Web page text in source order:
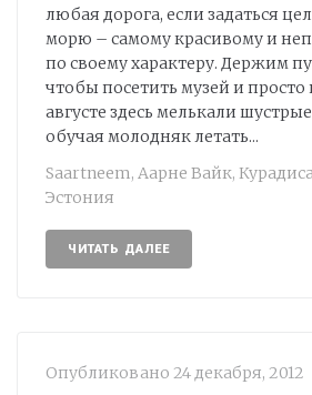
любая дорога, если задаться
морю – самому красивому и
по своему характеру. Держим
чтобы посетить музей и просто
августе здесь мелькали
обучая молодняк летать...
Saartneem, Аарне Вайк,
Эстония
ЧИТАТЬ ДАЛЕЕ
Опубликовано 24 декабря, 2012